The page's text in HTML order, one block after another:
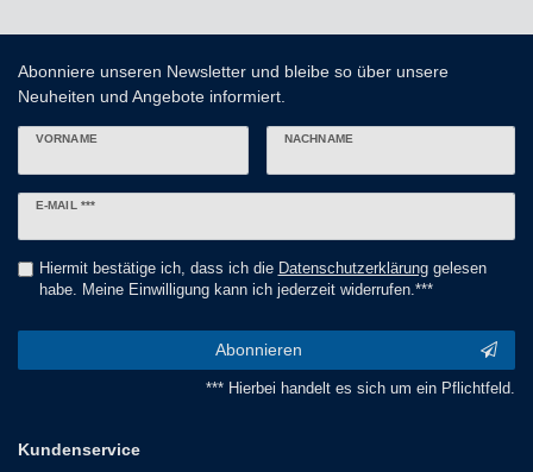
Abonniere unseren Newsletter und bleibe so über unsere
Neuheiten und Angebote informiert.
VORNAME NACHNAME
E-MAIL ***
Newsletter
Hiermit bestätige ich, dass ich die Daten­schutz­erklärunggelesen
habe. Meine Einwilligung kann ich jederzeit widerrufen.***
Abonnieren
*** Hierbei handelt es sich um ein Pflichtfeld.
Kundenservice